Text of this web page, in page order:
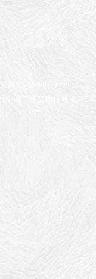
机：400-663-9099
中骏广场二期11号楼305室